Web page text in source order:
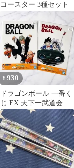
コースター 3種セット
¥930
ドラゴンボール 一番く
じ EX 天下一武道会 ビ
ジュアルシート 2枚セ
ット 新品